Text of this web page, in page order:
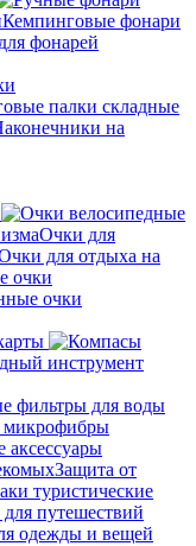
Кемпинговые фонари
фонарей
палки складные
на
Очки для
для отдыха на
очки
очки
инструмент
фильтры для воды
Защита от
туристические
путешествий
одежды и вещей